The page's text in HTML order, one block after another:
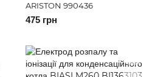
ARISTON 990436
475 грн